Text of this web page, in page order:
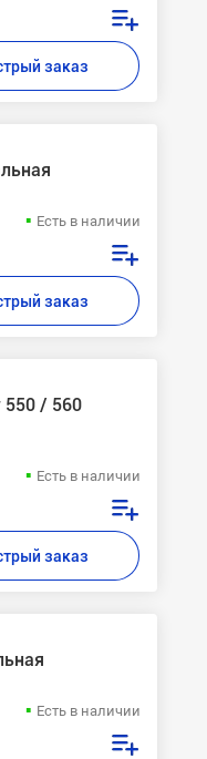
заказ
Есть в наличии
заказ
550 / 560
Есть в наличии
заказ
Есть в наличии